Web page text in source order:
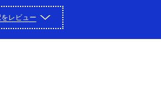
管理
最小限に抑え、最大限の収益を
ーションは金融機関のパートナ
います。
ーディング環境は、企業の皆さ
るフリクションレスな決済方法
ルを提供します。
に直接ご連絡ください。
いて
ラインおよび実店舗向けに、決
ためのサービス全般を提供して
合せ
レビュー